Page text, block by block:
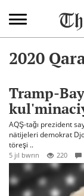
2020
Tramp-
AQŞ-tağı prezident
nätijeleri demokrat
töreşi ..
5 jıl bwrın 220